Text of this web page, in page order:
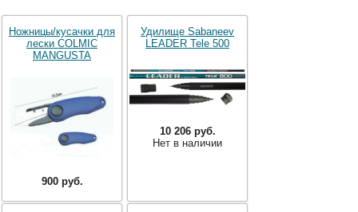
Ножницы/кусачки для
лески COLMIC
MANGUSTA
900 руб.
Удилище Sabaneev
LEADER Tele 500
10 206 руб.
Нет в наличии